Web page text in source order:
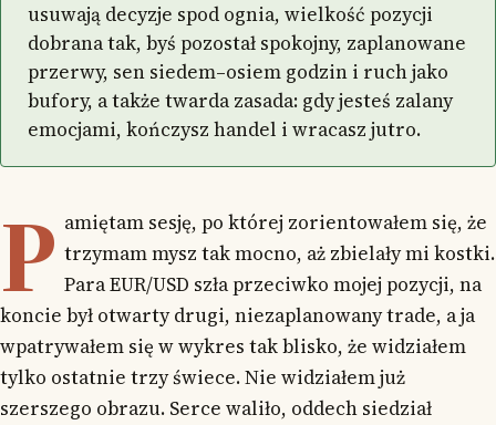
usuwają decyzje spod ognia, wielkość pozycji
dobrana tak, byś pozostał spokojny, zaplanowane
przerwy, sen siedem–osiem godzin i ruch jako
bufory, a także twarda zasada: gdy jesteś zalany
emocjami, kończysz handel i wracasz jutro.
P amiętam sesję, po której zorientowałem się, że
trzymam mysz tak mocno, aż zbielały mi kostki.
Para EUR/USD szła przeciwko mojej pozycji, na
koncie był otwarty drugi, niezaplanowany trade, a ja
wpatrywałem się w wykres tak blisko, że widziałem
tylko ostatnie trzy świece. Nie widziałem już
szerszego obrazu. Serce waliło, oddech siedział